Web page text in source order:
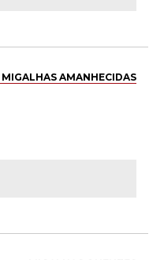
MIGALHAS AMANHECIDAS